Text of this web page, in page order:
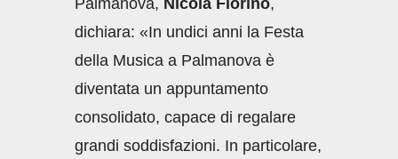
dichiara: «In undici anni la Festa
della Musica a Palmanova è
diventata un appuntamento
consolidato, capace di regalare
grandi soddisfazioni. In particolare,